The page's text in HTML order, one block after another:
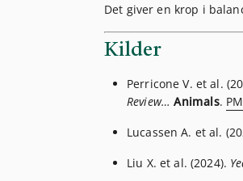
Det giver en krop i
Kilder
Perricone V. et al.
Review… Animals.
Lucassen A. et al.
Liu X. et al. (2024).